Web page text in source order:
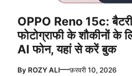
OPPO Reno 15c: बैटरी
फोटोग्राफी के शौकीनों
AI फोन, यहां से करें बुक
By ROZY ALI—फ़रवरी 10, 2026